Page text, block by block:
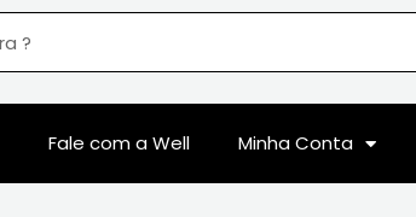
Fale com a Well Minha Conta